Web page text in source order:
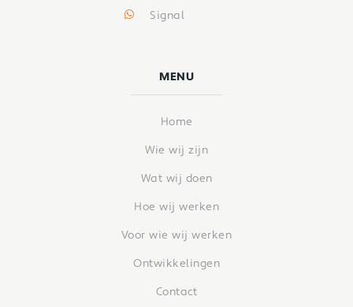
Signal
MENU
Home
Wie wij zijn
Wat wij doen
Hoe wij werken
Voor wie wij werken
Ontwikkelingen
Contact